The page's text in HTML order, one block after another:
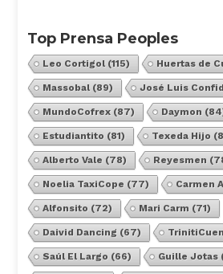
Top Prensa Peoples
Leo Cortigol(115) Huertas de
Massobal(89) José Luis
MundoCofrex(87) Daymon
Estudiantito (81) Texeda Hijo
Alberto Vale (78) Reyesmen
Noelia TaxiCope (77) Carmen
Alfonsito (72) Mari Carm (71)
Daivid Dancing (67)
Saúl El Largo (66) Guille Jotas